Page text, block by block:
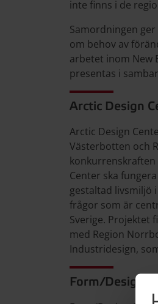
inte finns i de
Samordningen
om behov av
arbetet inom New
presentas i
Arctic Design
Arctic Design
Västerbotten och
konkurrenskraften
Center ska
gestaltad livsmiljö
frågor som är
Sverige. Projektet
med Region
Industridesign,
Form/Design